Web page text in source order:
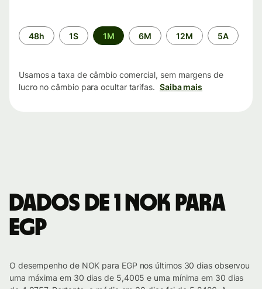
Período
de
48h 1S 1M 6M 12M 5A
Usamos a taxa de câmbio comercial, sem margens de
lucro no câmbio para ocultar tarifas. Saiba mais
Dados de 1 NOK para
EGP
O desempenho de NOK para EGP nos últimos 30 dias observou
uma máxima em 30 dias de 5,4005 e uma mínima em 30 dias